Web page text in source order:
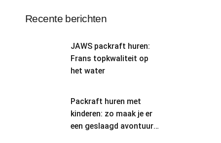
Recente berichten
JAWS packraft huren:
Frans topkwaliteit op
het water
Packraft huren met
kinderen: zo maak je er
een geslaagd avontuur